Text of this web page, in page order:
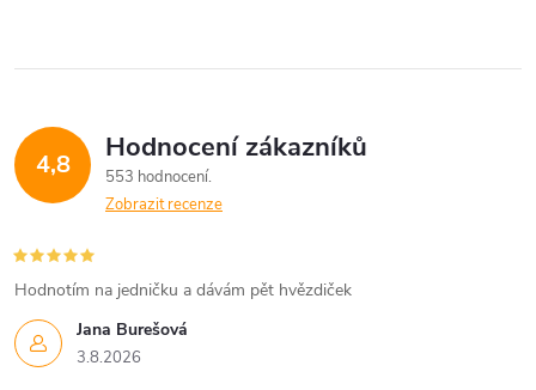
4,8 Hodnocení zákazníků
553 hodnocení
Zobrazit recenze
Jana Burešová
3.8.2026
Hodnotím na jedničku a dávám pět hvězdiček